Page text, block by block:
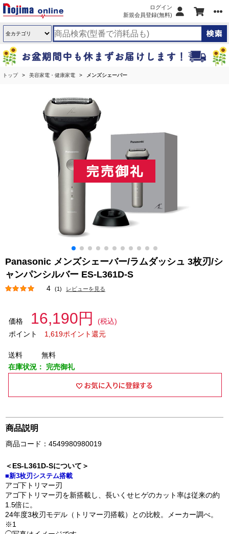
ログイン
新規会員登録(無料)
トップ 美容家電・健康家電 メンズシェーバー
Panasonic メンズシェーバー/ラムダッシュ 3枚刃/シ
ャンパンシルバー ES-L361D-S
4 (1) レビューを見る
価格 16,190円
(税込)
ポイント
1,619ポイント還元
送料
無料
在庫状況： 完売御礼
商品説明
商品コード：4549980980019
＜ES-L361D-Sについて＞
■新3枚刃システム搭載
アゴ下トリマー刃
アゴ下トリマー刃を新搭載し、長いくせヒゲのカット率は従来の約
1.5倍に。
24年度3枚刃モデル（トリマー刃搭載）との比較。メーカー調べ。
※1